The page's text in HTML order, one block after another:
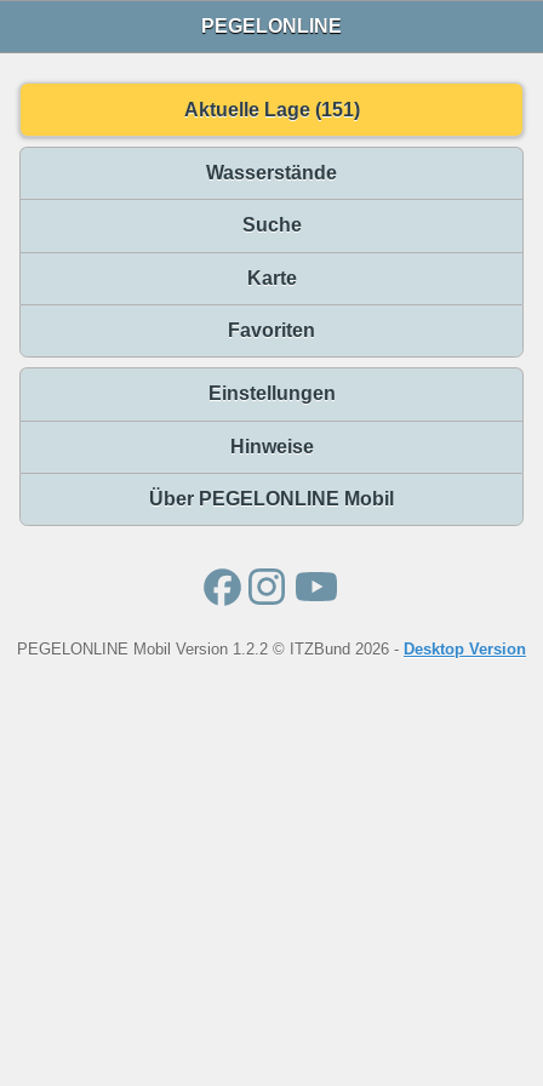
PEGELONLINE
Aktuelle Lage (151)
Wasserstände
Suche
Karte
Favoriten
Einstellungen
Hinweise
Über PEGELONLINE Mobil
PEGELONLINE Mobil Version 1.2.2 © ITZBund 2026 - Desktop Version